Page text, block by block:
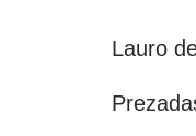
Lauro